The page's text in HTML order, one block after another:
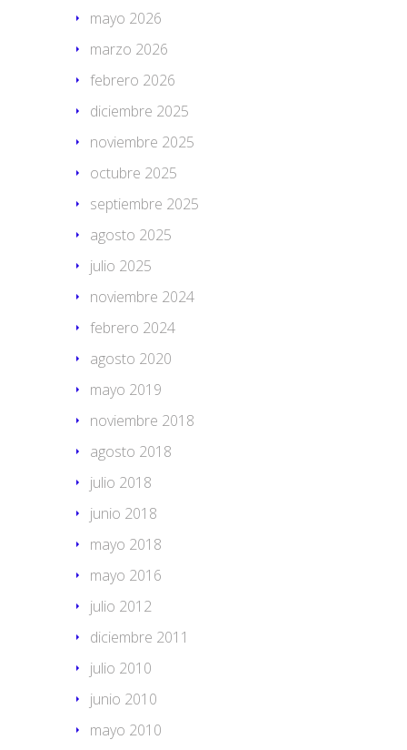
mayo 2026
marzo 2026
febrero 2026
diciembre 2025
noviembre 2025
octubre 2025
septiembre 2025
agosto 2025
julio 2025
noviembre 2024
febrero 2024
agosto 2020
mayo 2019
noviembre 2018
agosto 2018
julio 2018
junio 2018
mayo 2018
mayo 2016
julio 2012
diciembre 2011
julio 2010
junio 2010
mayo 2010